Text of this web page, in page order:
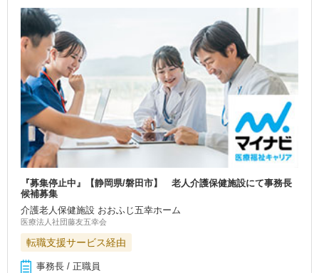
『募集停止中』【静岡県/磐田市】 老人介護保健施設にて事務長
候補募集
介護老人保健施設 おおふじ五幸ホーム
医療法人社団藤友五幸会
転職支援サービス経由
事務長 / 正職員